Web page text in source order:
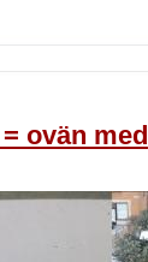
ovän med